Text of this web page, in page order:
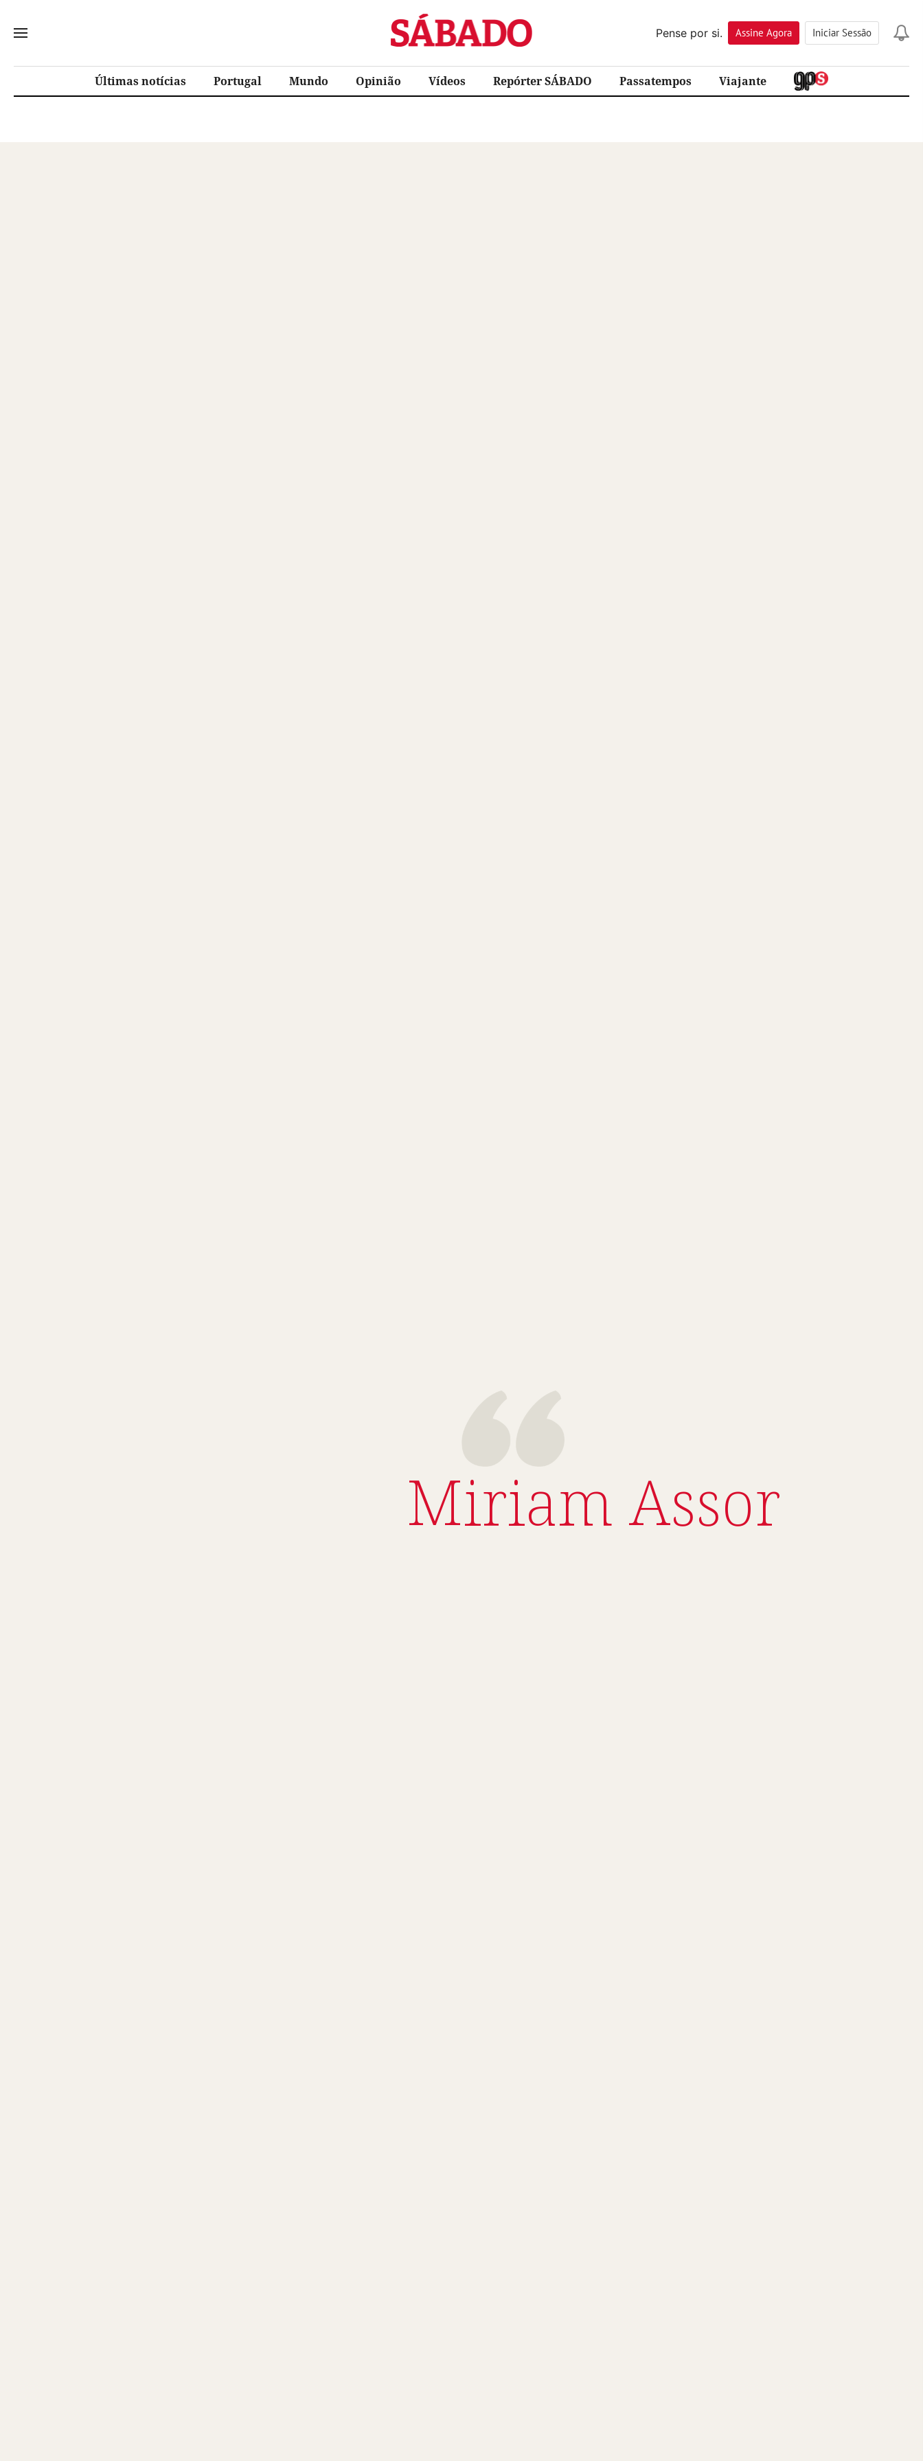
Sábado
Pense por si.
Assine Agora Iniciar Sessão
Últimas notícias Portugal Mundo Opinião Vídeos Repórter SÁBADO Passatempos Viajante
Miriam Assor